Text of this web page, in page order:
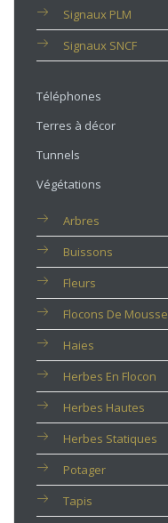
Signaux PLM
Signaux SNCF
Téléphones
Terres à décor
Tunnels
Végétations
Arbres
Buissons
Fleurs
Flocons De Mousse
Haies
Herbes En Flocon
Herbes Hautes
Herbes Statiques
Potager
Tapis